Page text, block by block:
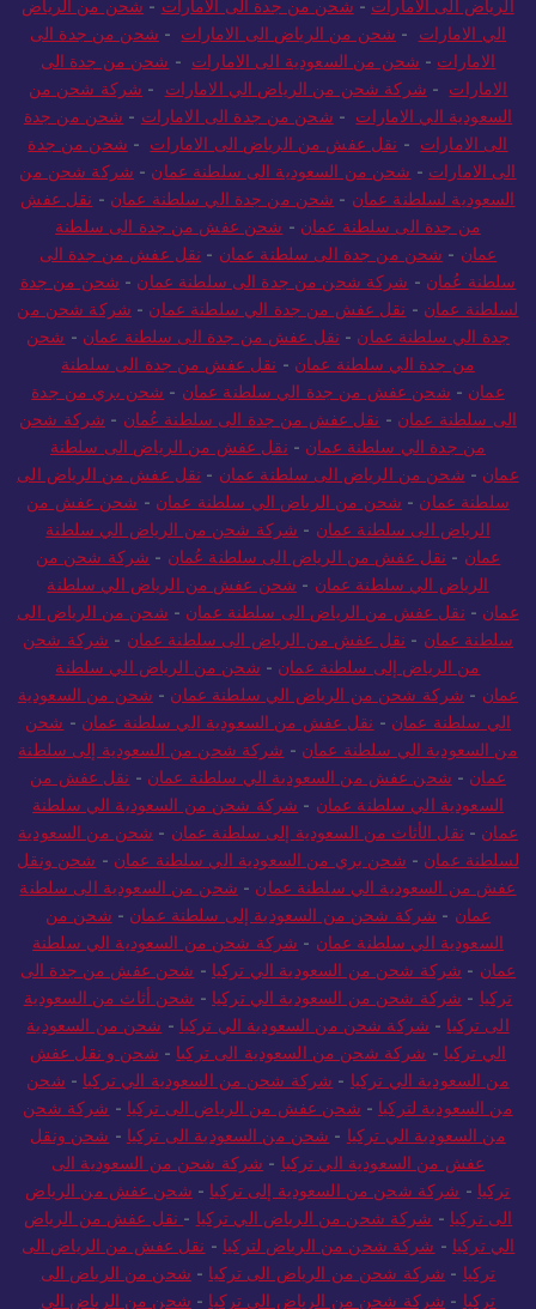
الرياض الى الامارات - شحن من جدة الى الامارات - شحن من الرياض
الي الامارات- شحن من الرياض الى الامارات - شحن من جدة الى
الامارات-شحن من السعودية الى الامارات - شحن من جدة الى
الامارات - شركة شحن من الرياض الي الامارات - شركة شحن من
السعودية الي الامارات- شحن من جدة الى الامارات -شحن من جدة
الى الامارات- نقل عفش من الرياض الى الامارات -شحن من جدة
الى الامارات
-شحن من السعودية الى سلطنة عمان - شركة شحن من
السعودية لسلطنة عمان- شحن من جدة الي سلطنة عمان -
نقل عفش
من جدة الى سلطنة عمان
-شحن عفش من جدة الى سلطنة
عمان - شحن من جدة الى سلطنة عمان -نقل عفش من جدة الى
سلطنة عُمان - شركة شحن من جدة الى سلطنة عمان -
شحن من جدة
لسلطنة عمان-نقل عفش من جدة الي سلطنة عمان-شركة شحن من
جدة الي سلطنة عمان-نقل عفش من جدة الى سلطنة عمان-شحن
من جدة الي سلطنة عمان-
نقل عفش من جدة الى سلطنة
عمان-شحن عفش من جدة الي سلطنة عمان- شحن بري من جدة
الى سلطنة عمان
- نقل عفش من جدة الى سلطنة عُمان-
شركة شحن
من جدة الي سلطنة عمان-نقل عفش من الرياض الى سلطنة
عمان-شحن من الرياض الى سلطنة عمان-نقل عفش من الرياض الى
سلطنة عمان
- شحن من الرياض الي سلطنة عمان - شحن عفش من
الرياض الى سلطنة عمان-
شركة شحن من الرياض الي سلطنة
عمان - نقل عفش من الرياض الى سلطنة عُمان -شركة شحن من
الرياض الي سلطنة عمان
-شحن عفش من الرياض الي سلطنة
عمان- نقل عفش من الرياض الى سلطنة عمان- شحن من الرياض الى
سلطنة عمان- نقل عفش من الرياض الى سلطنة عمان-
شركة شحن
من الرياض إلى سلطنة عمان
شحن من الرياض الي سلطنة
عمان - شركة شحن من الرياض الي سلطنة عمان -شحن من السعودية
الي سلطنة عمان -نقل عفش من السعودية الي سلطنة عمان -شحن
من السعودية الي سلطنة عمان - شركة شحن من السعودية إلى سلطنة
عمان - شحن عفش من السعودية الي سلطنة عمان- نقل عفش من
السعودية الي سلطنة عمان-شركة شحن من السعودية الي سلطنة
عمان- نقل الأثاث من السعودية إلى سلطنة عمان- شحن من السعودية
لسلطنة عمان -شحن بري من السعودية الي سلطنة عمان -شحن ونقل
عفش من السعودية الي سلطنة عمان -
شحن من السعودية الى سلطنة
عمان - شركة شحن من السعودية إلى سلطنة عمان - شحن من
السعودية الي سلطنة عمان-شركة شحن من السعودية الي سلطنة
عمان - شركة شحن من السعودية الي تركيا - شحن عفش من جدة الى
تركيا-شركة شحن من السعودية الي تركيا-شحن أثاث من السعودية
الى تركيا- شركة شحن من السعودية الي تركيا- شحن من السعودية
الي تركيا- شركة شحن من السعودية الى تركيا- شحن و نقل عفش
من السعودية الي تركيا - شركة شحن من السعودية الي تركيا- شحن
من السعودية لتركيا-شحن عفش من الرياض الى تركيا - شركة شحن
من السعودية الي تركيا - شحن من السعودية الى تركيا - شحن ونقل
عفش من السعودية الي تركيا-شركة شحن من السعودية الى
تركيا -شركة شحن من السعودية إلى تركيا- شحن عفش من الرياض
الى تركيا -شركة شحن من الرياض الي تركيا-
نقل عفش من الرياض
الي تركيا- شركة شحن من الرياض لتركيا- نقل عفش من الرياض الى
تركيا - شركة شحن من الرياض الى تركيا - شحن من الرياض الى